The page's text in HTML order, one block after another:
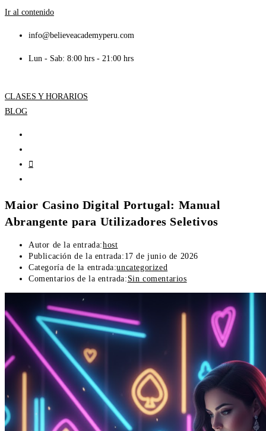
Ir al contenido
info@believeacademyperu.com
Lun - Sab: 8:00 hrs - 21:00 hrs
CLASES Y HORARIOS
BLOG
Maior Casino Digital Portugal: Manual
Abrangente para Utilizadores Seletivos
Autor de la entrada:host
Publicación de la entrada: 17 de junio de 2026
Categoría de la entrada:uncategorized
Comentarios de la entrada: Sin comentarios